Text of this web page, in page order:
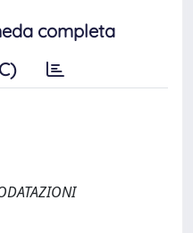
completa